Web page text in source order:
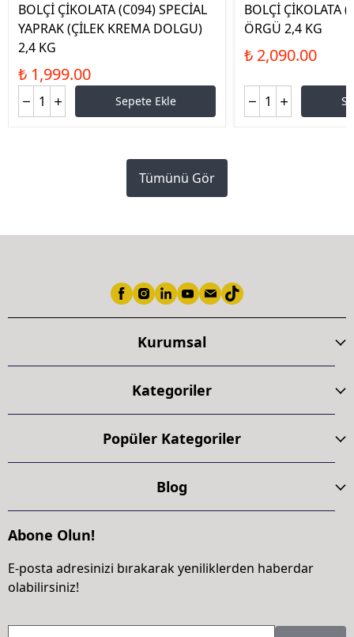
BOLÇİ ÇİKOLATA (C094) SPECİAL
YAPRAK (ÇİLEK KREMA DOLGU)
2,4 KG
₺ 1,999.00
Sepete Ekle
BOLÇİ ÇİKOLATA
ÖRGÜ 2,4 KG
₺ 2,090.00
Tümünü Gör
Kurumsal
Kategoriler
Popüler Kategoriler
Blog
Abone Olun!
E-posta adresinizi bırakarak yeniliklerden haberdar
olabilirsiniz!